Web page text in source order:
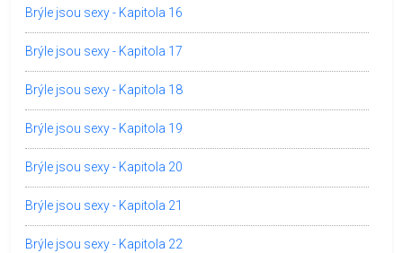
Brýle jsou sexy - Kapitola 16
Brýle jsou sexy - Kapitola 17
Brýle jsou sexy - Kapitola 18
Brýle jsou sexy - Kapitola 19
Brýle jsou sexy - Kapitola 20
Brýle jsou sexy - Kapitola 21
Brýle jsou sexy - Kapitola 22